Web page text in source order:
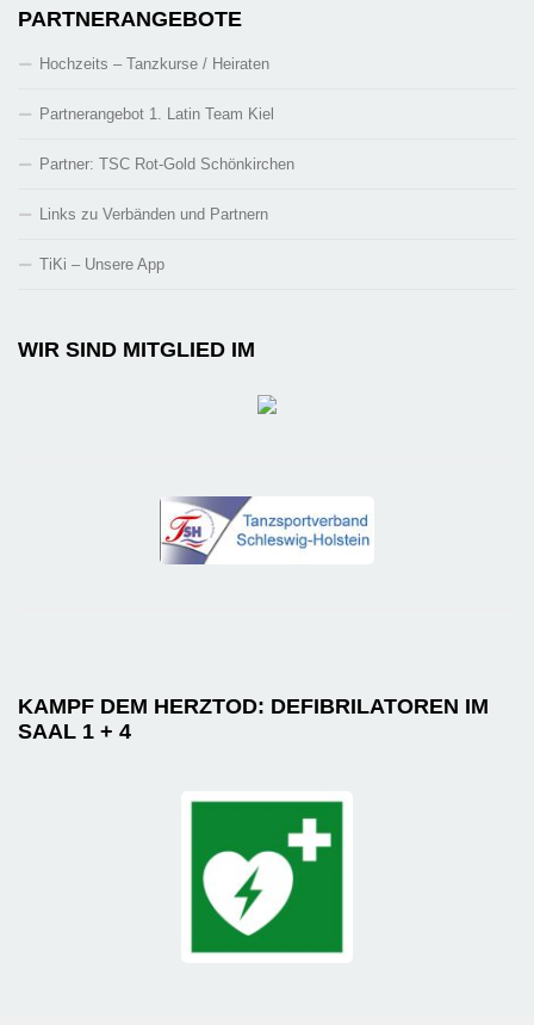
PARTNERANGEBOTE
Hochzeits – Tanzkurse / Heiraten
Partnerangebot 1. Latin Team Kiel
Partner: TSC Rot-Gold Schönkirchen
Links zu Verbänden und Partnern
TiKi – Unsere App
WIR SIND MITGLIED IM
KAMPF DEM HERZTOD: DEFIBRILATOREN IM
SAAL 1 + 4